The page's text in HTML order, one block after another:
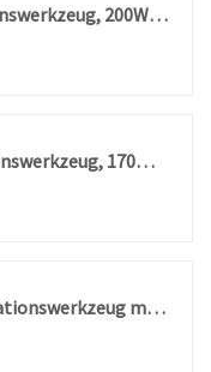
Akdomart Multifunktionswerkzeug, 200W Rotationswerkzeug Feinbohrschleifer
DEKOPRO Multifunktionswerkzeug, 170W Rotationswerkzeug mit 127 Zubehör, 6 Einstellbare Geschwindigkeiten, Verlängerbarer Mini Schleifer, Rotary Tool für Gravur, Bohren, Schneiden, Schleifen, Gravieren
EZUVITA Mini Akku Rotationswerkzeug mit 446 Zubehör, 4V Multifunktionswerkzeug, 5-Gang-Speicherfunktion, mit 2000-mAh-Akku und LED-Licht, geeignet zum Polieren, Schleifen, Bohren, Gravieren